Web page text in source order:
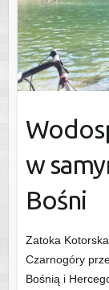
w
Bośni
Zatoka
Czarnogóry
Bośnią i